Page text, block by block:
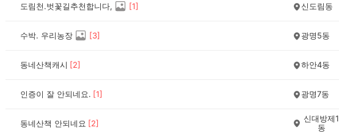
도림천.벗꽃길추천합니다, [1] 신도림동
수박. 우리농장 [3] 광명5동
동네산책캐시 [2] 하안4동
인증이 잘 안되네요. [1] 광명7동
동네산책 안되네요 [2]
신대방제1
동